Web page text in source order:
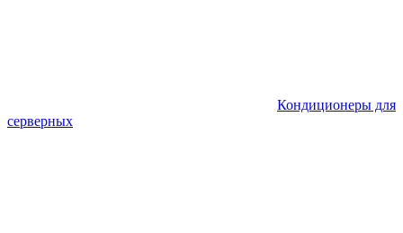
Кондиционеры для
серверных